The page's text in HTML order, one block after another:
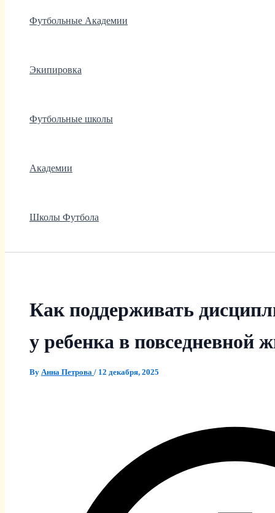
Футбольные Академии
Экипировка
Футбольные школы
Академии
Школы Футбола
Как поддерживать
у ребенка в повседневной
By Анна Петрова / 12 декабря, 2025